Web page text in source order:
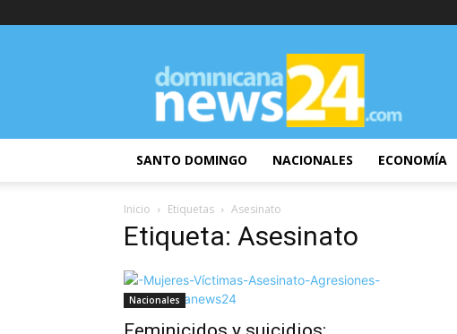
DominicanaNews24
SANTO DOMINGO NACIONALES ECONOMÍA
Inicio Etiquetas Asesinato
Etiqueta: Asesinato
Nacionales